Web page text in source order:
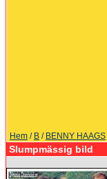
Hem / B / BENNY HAAGS
Slumpmässig bild